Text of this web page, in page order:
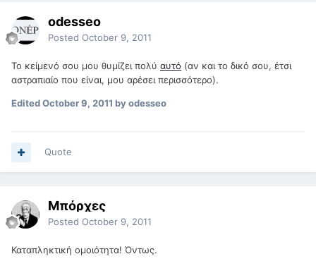
odesseo
Posted October 9, 2011
Το κείμενό σου μου θυμίζει πολύ αυτό (αν και το δικό σου, έτσι
αστραπιαίο που είναι, μου αρέσει περισσότερο).
EditedOctober 9, 2011 by odesseo
Quote
Μπόρχες
Posted October 9, 2011
Καταπληκτική ομοιότητα! Όντως.